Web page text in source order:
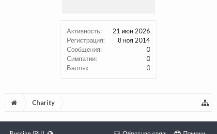
Активность:
21 июн 2026
Регистрация:
8 ноя 2014
Сообщения:
0
Симпатии:
0
Баллы:
0
Charity